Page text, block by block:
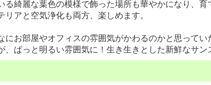
る綺麗な葉色の模様で飾った場所も華やかになり、
アと空気浄化も両方、楽しめます。
にお部屋やオフィスの雰囲気がかわるのかと思って
、ぱっと明るい雰囲気に！生き生きとした新鮮なサン